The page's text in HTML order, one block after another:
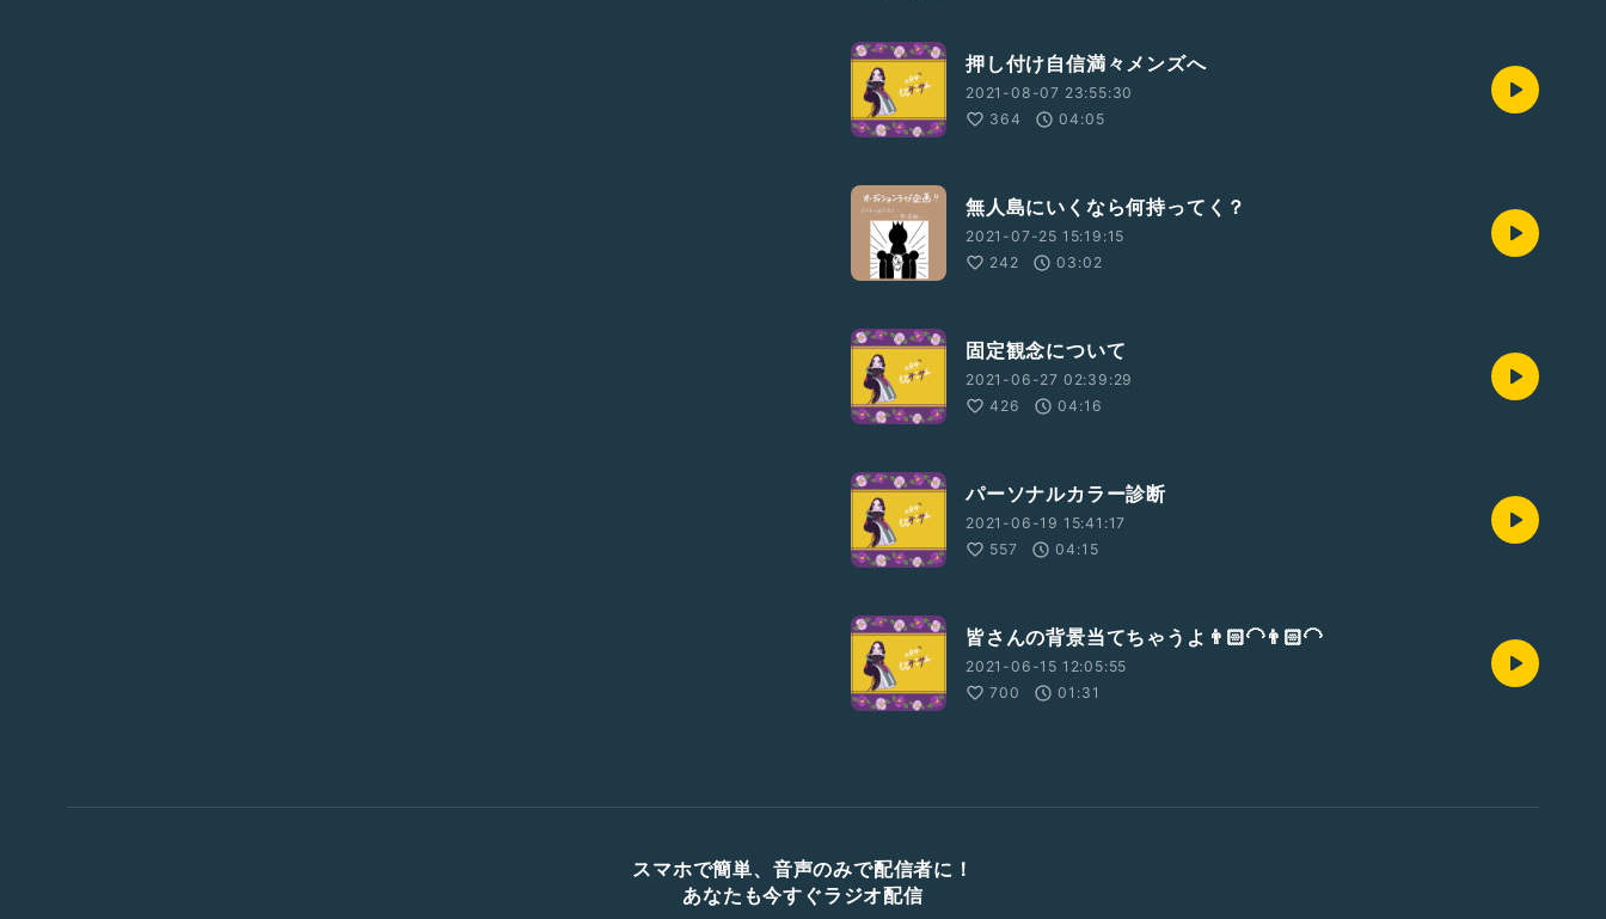
押し付け自信満々メンズへ
2021-08-07 23:55:30
364
04:05
無人島にいくなら何持ってく？
2021-07-25 15:19:15
242
03:02
固定観念について
2021-06-27 02:39:29
426
04:16
パーソナルカラー診断
2021-06-19 15:41:17
557
04:15
皆さんの背景当てちゃうよ👨🏻‍🦲👨🏻‍🦲
2021-06-15 12:05:55
700
01:31
スマホで簡単、音声のみで配信者に！
あなたも今すぐラジオ配信